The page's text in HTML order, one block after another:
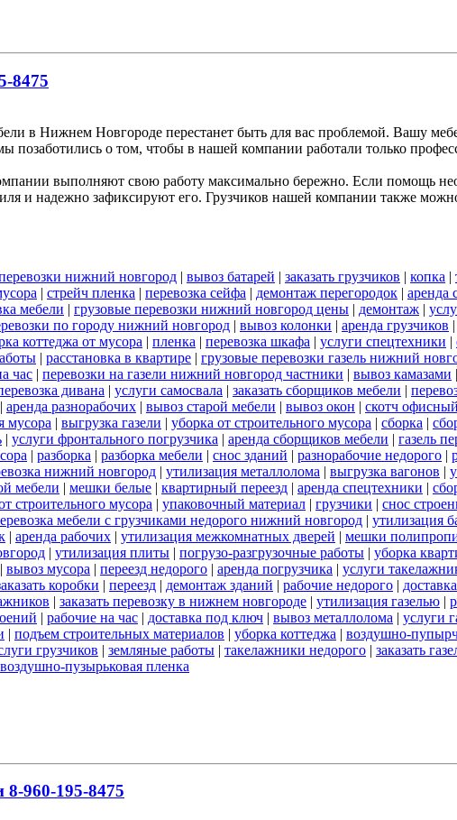
8475
в Нижнем Новгороде перестанет быть для вас проблемой. Вашу
позаботились о том, чтобы в нашей компании работали только
выполняют свою работу максимально бережно. Если помощь
и надежно зафиксируют его. Грузчиков нашей компании также можно
нижний новгород | вывоз батарей | заказать грузчиков | копка |
| стрейч пленка | перевозка сейфа | демонтаж перегородок | аренда
мебели | грузовые перевозки нижний новгород цены | демонтаж |
по городу нижний новгород | вывоз колонки | аренда грузчиков |
коттеджа от мусора | пленка | перевозка шкафа | услуги спецтехники |
| расстановка в квартире | грузовые перевозки газель нижний
час | перевозки на газели нижний новгород частники | вывоз камазами |
дивана | услуги самосвала | заказать сборщиков мебели |
| аренда разнорабочих | вывоз старой мебели | вывоз окон | скотч офисный
мусора | выгрузка газели | уборка от строительного мусора | сборка |
| услуги фронтального погрузчика | аренда сборщиков мебели | газель
| разборка | разборка мебели | снос зданий | разнорабочие недорого |
нижний новгород | утилизация металлолома | выгрузка вагонов |
мебели | мешки белые | квартирный переезд | аренда спецтехники |
строительного мусора | упаковочный материал | грузчики | снос
мебели с грузчиками недорого нижний новгород | утилизация
| аренда рабочих | утилизация межкомнатных дверей | мешки
| утилизация плиты | погрузо-разгрузочные работы | уборка
| вывоз мусора | переезд недорого | аренда погрузчика | услуги
коробки | переезд | демонтаж зданий | рабочие недорого |
| заказать перевозку в нижнем новгороде | утилизация газелью |
| рабочие на час | доставка под ключ | вывоз металлолома | услуги
| подъем строительных материалов | уборка коттеджа | воздушно-
грузчиков | земляные работы | такелажники недорого | заказать
воздушно-пузырьковая пленка
8-960-195-8475